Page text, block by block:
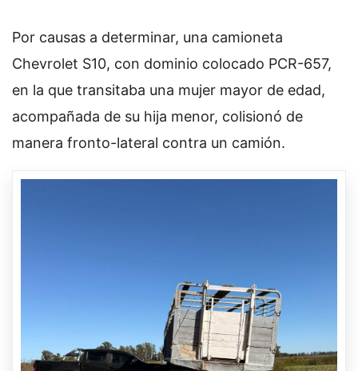
Por causas a determinar, una camioneta
Chevrolet S10, con dominio colocado PCR-657,
en la que transitaba una mujer mayor de edad,
acompañada de su hija menor, colisionó de
manera fronto-lateral contra un camión.